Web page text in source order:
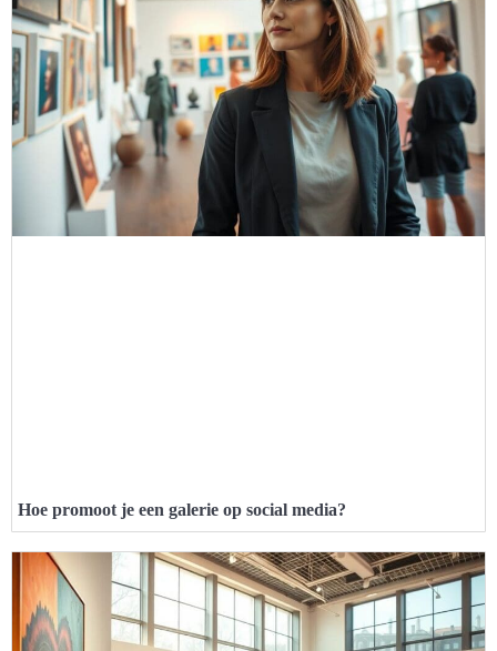
Hoe promoot je een galerie op social media?